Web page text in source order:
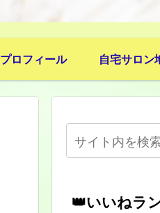
プロフィール 自宅サロン
👑いいねラ